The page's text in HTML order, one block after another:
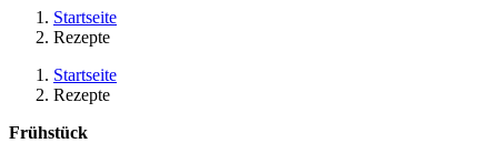
Startseite
Rezepte
Startseite
Rezepte
Frühstück